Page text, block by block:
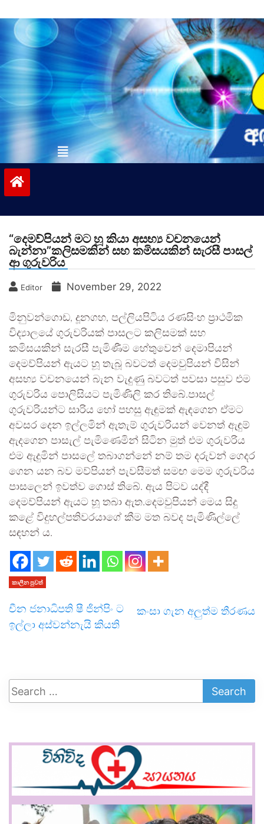
to
contentvinivida.lk
“දෙමව්පියන් මට හූ කියා අසභ්‍ය වචනයෙන්
බැන්නා”කලිසමකින් සහ කමිසයකින් සැරසී පාසල්
ආ ගුරුවරිය
Editor November 29, 2022
මිනුවන්ගොඩ, දූනගහ, පල්ලියපිටිය රණසිංහ ප්‍රාථමික
විද්‍යාලයේ ගුරුවරියක් පාසලට කලිසමක් සහ
කමිසයකින් සැරසී පැමිණීම හේතුවෙන් දෙමාපියන්
දෙමව්පියන් ඇයට හූ තැබූ බවටත් දෙමවුපියන් විසින්
අසභ්‍ය වචනයෙන් බැන වැදුණු බවටත් පවසා පසුව එම
ගුරුවරිය පොලිසියට පැමිණිලි කර තිබේ.පාසල්
ගුරුවරියන්ට සාරිය හෝ පහසු ඇඳුමක් ඇඳගෙන ඒමට
අවසර දෙන ඉල්ලමින් ඇතැම් ගුරුවරියන් වෙනත් ඇඳුම්
ඇදගෙන පාසැල් පැමිණෙමින් සිටින මුත් එම ගුරුවරිය
එම ඇදුමින් පාසලේ තබාගන්නේ නම් තම දරුවන් ගෙදර
ගෙන යන බව මව්පියන් පැවසීමත් සමඟ මෙම ගුරුවරිය
පාසලෙන් ඉවත්ව ගොස් තිබේ. ඇය පිටව යද්දී
දෙමව්පියන් ඇයට හූ තබා ඇත.දෙමවුපියන් මෙය සිදු
කළේ විදුහල්පතිවරයාගේ කීම මත බවද පැමිණිල්ලේ
සඳහන් ය.
කාලීන පුවත්
චීන ජනාධිපති ෂී ජින්පිං ට
ඉල්ලා අස්වන්නැයි කියති
කංසා ගැන අලුත්ම තීරණය